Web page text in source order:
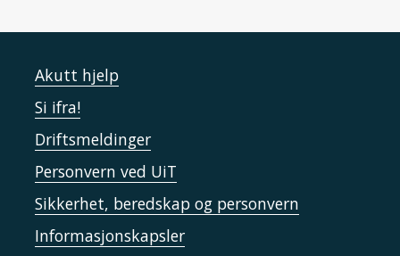
Akutt hjelp
Si ifra!
Driftsmeldinger
Personvern ved UiT
Sikkerhet, beredskap og personvern
Informasjonskapsler